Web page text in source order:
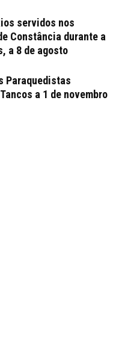
servidos nos
Constância durante a
a 8 de agosto
Paraquedistas
a 1 de novembro